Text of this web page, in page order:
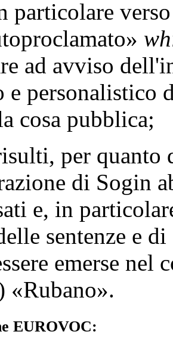
particolare
ad avviso
personalistico
cosa pubblica;
per quanto di
di Sogin
e, in
sentenze e
emerse
«Rubano».
EUROVOC: